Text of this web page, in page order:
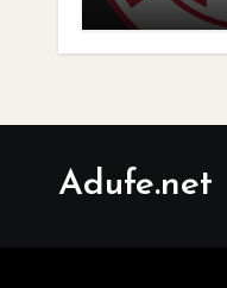
Adufe.net